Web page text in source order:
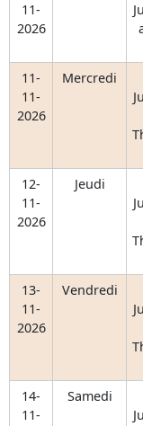
11-
2026
11-
11-
2026
Mercredi
12-
11-
2026
Jeudi
13-
11-
2026
Vendredi
14-
11-
Samedi